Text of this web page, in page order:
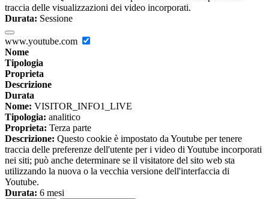
traccia delle visualizzazioni dei video incorporati.
Durata: Sessione
www.youtube.com
Nome
Tipologia
Proprieta
Descrizione
Durata
Nome: VISITOR_INFO1_LIVE
Tipologia: analitico
Proprieta: Terza parte
Descrizione: Questo cookie è impostato da Youtube per tenere
traccia delle preferenze dell'utente per i video di Youtube incorporati
nei siti; può anche determinare se il visitatore del sito web sta
utilizzando la nuova o la vecchia versione dell'interfaccia di
Youtube.
Durata: 6 mesi